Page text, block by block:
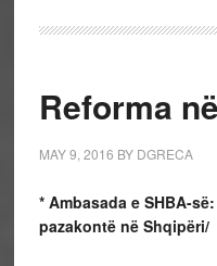
Reforma
MAY 9, 2016 BY DGRECA
* Ambasada e SHBA-
pazakontë në Shqipëri/